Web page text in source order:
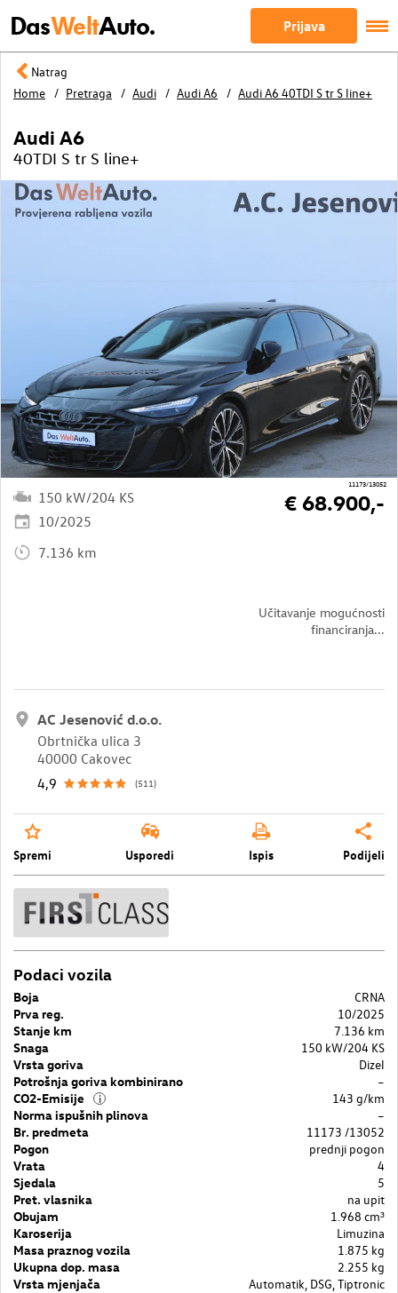
DasWeltAuto. Prijava
Natrag
Home
Pretraga Audi Audi A6 Audi A6 40TDI S tr S line+
11173/13052
Audi A6
40TDI S tr S line+
150 kW/204 KS
10/2025
7.136 km
Učitavanje mogućnosti
financiranja...
€ 68.900,-
AC Jesenović d.o.o.
Obrtnička ulica 3
40000 Cakovec
4,9
(511)
Spremi Usporedi Ispis Podijeli
Podaci vozila
Boja
CRNA
Prva reg.
10/2025
Stanje km
7.136 km
Snaga
150 kW/204 KS
Vrsta goriva
Dizel
Potrošnja goriva kombinirano
–
CO2-Emisije
i
143 g/km
Norma ispušnih plinova
–
Br. predmeta
11173 /13052
Pogon
prednji pogon
Vrata
4
Sjedala
5
Pret. vlasnika
na upit
Obujam
1.968 cm³
Karoserija
Limuzina
Masa praznog vozila
1.875 kg
Ukupna dop. masa
2.255 kg
Vrsta mjenjača
Automatik, DSG, Tiptronic